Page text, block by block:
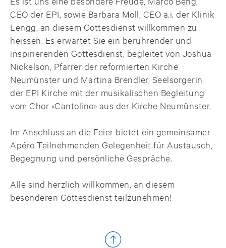
CEO der EPI, sowie Barbara Moll, CEO a.i. der Klinik
Lengg, an diesem Gottesdienst willkommen zu
heissen. Es erwartet Sie ein berührender und
inspirierenden Gottesdienst, begleitet von Joshua
Nickelson, Pfarrer der reformierten Kirche
Neumünster und Martina Brendler, Seelsorgerin
der EPI Kirche mit der musikalischen Begleitung
vom Chor «Cantolino» aus der Kirche Neumünster.
Im Anschluss an die Feier bietet ein gemeinsamer
Apéro Teilnehmenden Gelegenheit für Austausch,
Begegnung und persönliche Gespräche.
Alle sind herzlich willkommen, an diesem
besonderen Gottesdienst teilzunehmen!